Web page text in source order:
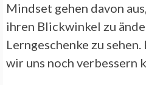
Mindset gehen davon
ihren Blickwinkel zu
Lerngeschenke zu
wir uns noch verbessern